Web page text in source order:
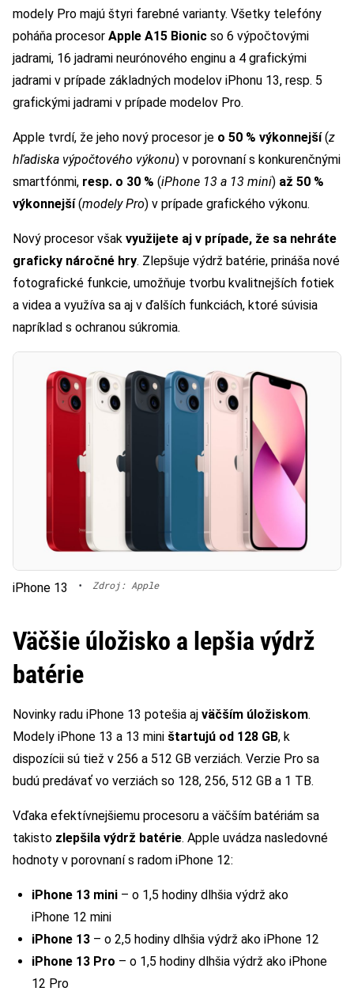
modely Pro majú štyri farebné varianty. Všetky telefóny
poháňa procesor Apple A15 Bionic so 6 výpočtovými
jadrami, 16 jadrami neurónového enginu a 4 grafickými
jadrami v prípade základných modelov iPhonu 13, resp. 5
grafickými jadrami v prípade modelov Pro.
Apple tvrdí, že jeho nový procesor je o 50 % výkonnejší(z
hľadiska výpočtového výkonu) v porovnaní s konkurenčnými
smartfónmi, resp. o 30 % (iPhone 13 a 13 mini) až 50 %
výkonnejší(modely Pro) v prípade grafického výkonu.
Nový procesor však využijete aj v prípade, že sa nehráte
graficky náročné hry. Zlepšuje výdrž batérie, prináša nové
fotografické funkcie, umožňuje tvorbu kvalitnejších fotiek
a videa a využíva sa aj v ďalších funkciách, ktoré súvisia
napríklad s ochranou súkromia.
iPhone 13 • Zdroj: Apple
Väčšie úložisko a lepšia výdrž
batérie
Novinky radu iPhone 13 potešia aj väčším úložiskom.
Modely iPhone 13 a 13 mini štartujú od 128 GB, k
dispozícii sú tiež v 256 a 512 GB verziách. Verzie Pro sa
budú predávať vo verziách so 128, 256, 512 GB a 1 TB.
Vďaka efektívnejšiemu procesoru a väčším batériám sa
takisto zlepšila výdrž batérie. Apple uvádza nasledovné
hodnoty v porovnaní s radom iPhone 12:
iPhone 13 mini – o 1,5 hodiny dlhšia výdrž ako
iPhone 12 mini
iPhone 13 – o 2,5 hodiny dlhšia výdrž ako iPhone 12
iPhone 13 Pro – o 1,5 hodiny dlhšia výdrž ako iPhone
12 Pro